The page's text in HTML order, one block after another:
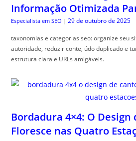
Informação Otimizada
Especialista em SEO | 29 de outubro de 2025
taxonomias e categorias seo: organize seu
autoridade, reduzir conte, údo duplicado e
estrutura clara e URLs amigáveis.
Bordadura 4×4: O
Floresce nas Quatro